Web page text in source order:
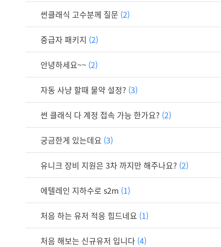
썬클래식 고수분께 질문 (2)
중급자 패키지 (2)
안녕하세요~~ (2)
자동 사냥 할때 물약 설정? (3)
썬 클래식 다 계정 접속 가능 한가요? (2)
궁금한게 있는데요 (3)
유니크 장비 지원은 3차 까지만 해주나요? (2)
에텔레인 지하수로 s2m (1)
처음 하는 유저 적응 힘드네요 (1)
처음 해보는 신규유저 입니다 (4)